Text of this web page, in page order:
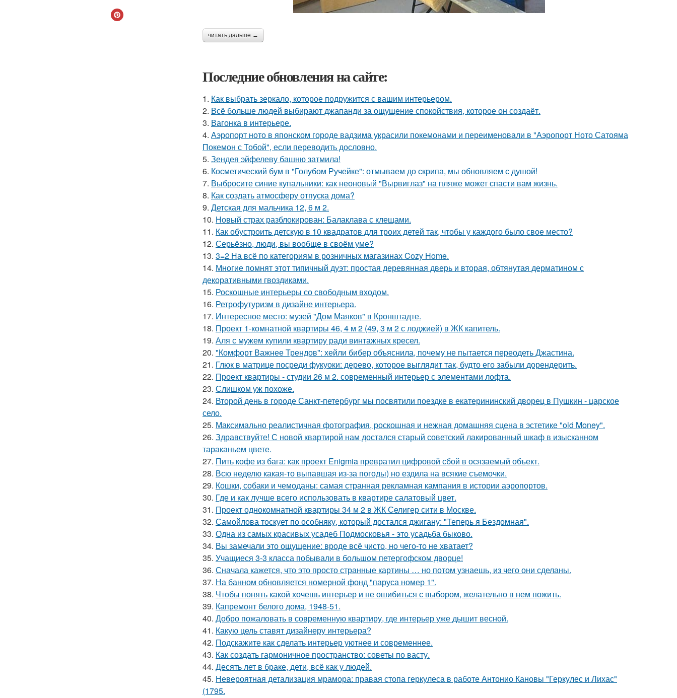
читать дальше →
Последние обновления на сайте:
1. Как выбрать зеркало, которое подружится с вашим интерьером.
2. Всё больше людей выбирают джапанди за ощущение спокойствия, которое он создаёт.
3. Вагонка в интерьере.
4. Аэропорт ното в японском городе вадзима украсили покемонами и переименовали в "Аэропорт Ното Сатояма
Покемон с Тобой", если переводить дословно.
5. Зендея эйфелеву башню затмила!
6. Косметический бум в "Голубом Ручейке": отмываем до скрипа, мы обновляем с душой!
7. Выбросите синие купальники: как неоновый "Вырвиглаз" на пляже может спасти вам жизнь.
8. Как создать атмосферу отпуска дома?
9. Детская для мальчика 12, 6 м 2.
10. Новый страх разблокирован: Балаклава с клещами.
11. Как обустроить детскую в 10 квадратов для троих детей так, чтобы у каждого было свое место?
12. Серьёзно, люди, вы вoобще в своём уме?
13. 3=2 На всё по категориям в розничных магазинах Cozy Home.
14. Многие помнят этот типичный дуэт: простая деревянная дверь и вторая, обтянутая дерматином с
декоративными гвоздиками.
15. Роскошные интерьеры со свободным входом.
16. Ретрофутуризм в дизайне интерьера.
17. Интересное место: музей "Дом Маяков" в Кронштадте.
18. Проект 1-комнатной квартиры 46, 4 м 2 (49, 3 м 2 с лоджией) в ЖК капитель.
19. Аля с мужем купили квартиру ради винтажных кресел.
20. "Комфорт Важнее Трендов": хейли бибер объяснила, почему не пытается переодеть Джастина.
21. Глюк в матрице посреди фукуоки: дерево, которое выглядит так, будто его забыли дорендерить.
22. Проект квартиры - студии 26 м 2. современный интерьер с элементами лофта.
23. Слишком уж похоже.
24. Второй день в городе Санкт-петербург мы посвятили поездке в екатерининский дворец в Пушкин - царское
село.
25. Максимально реалистичная фотография, роскошная и нежная домашняя сцена в эстетике "old Money".
26. Здравствуйте! С новой квартирой нам достался старый советский лакированный шкаф в изысканном
тараканьем цвете.
27. Пить кофе из бага: как проект Enigmia превратил цифровой сбой в осязаемый объект.
28. Всю неделю какая-то выпавшая из-за погоды) но ездила на всякие съемочки.
29. Кошки, собаки и чемоданы: самая странная рекламная кампания в истории аэропортов.
30. Где и как лучше всего использовать в квартире салатовый цвет.
31. Проект однокомнатной квартиры 34 м 2 в ЖК Селигер сити в Москве.
32. Самойлова тоскует по особняку, который достался джигану: "Теперь я Бездомная".
33. Одна из самых красивых усадеб Подмосковья - это усадьба быково.
34. Вы замечали это ощущение: вроде всё чисто, но чего-то не хватает?
35. Учащиеся 3-3 класса побывали в большом петергофском дворце!
36. Сначала кажется, что это просто странные картины … но потом узнаешь, из чего они сделаны.
37. На банном обновляется номерной фонд "паруса номер 1".
38. Чтобы понять какой хочешь интерьер и не ошибиться с выбором, желательно в нем пожить.
39. Капремонт белого дома, 1948-51.
40. Добро пожаловать в современную квартиру, где интерьер уже дышит весной.
41. Какую цель ставят дизайнеру интерьера?
42. Подскажите как сделать интерьер уютнее и современнее.
43. Как создать гармоничное пространство: советы по васту.
44. Десять лет в браке, дети, всё как у людей.
45. Невероятная детализация мрамора: правая стопа геркулеса в работе Антонио Кановы "Геркулес и Лихас"
(1795.